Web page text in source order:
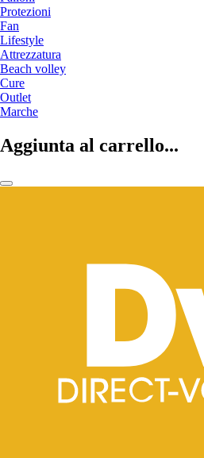
Protezioni
Fan
Lifestyle
Attrezzatura
Beach volley
Cure
Outlet
Marche
Aggiunta al carrello...